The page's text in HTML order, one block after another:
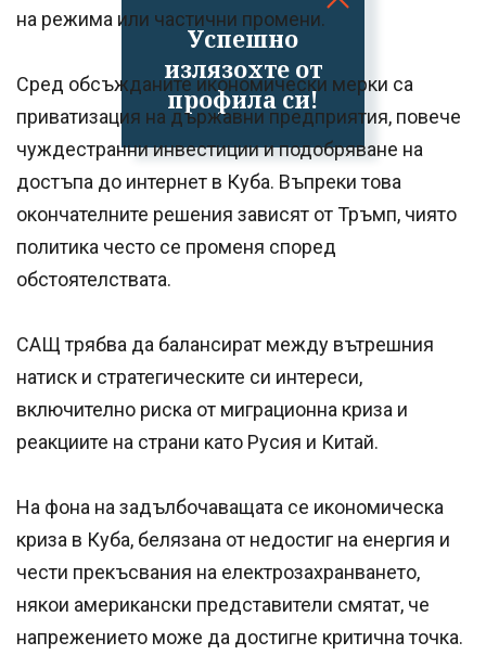
Успешно
излязохте от
профила си!
на режима или частични промени.
Сред обсъжданите икономически мерки са
приватизация на държавни предприятия, повече
чуждестранни инвестиции и подобряване на
достъпа до интернет в Куба. Въпреки това
окончателните решения зависят от Тръмп, чиято
политика често се променя според
обстоятелствата.
САЩ трябва да балансират между вътрешния
натиск и стратегическите си интереси,
включително риска от миграционна криза и
реакциите на страни като Русия и Китай.
На фона на задълбочаващата се икономическа
криза в Куба, белязана от недостиг на енергия и
чести прекъсвания на електрозахранването,
някои американски представители смятат, че
напрежението може да достигне критична точка.